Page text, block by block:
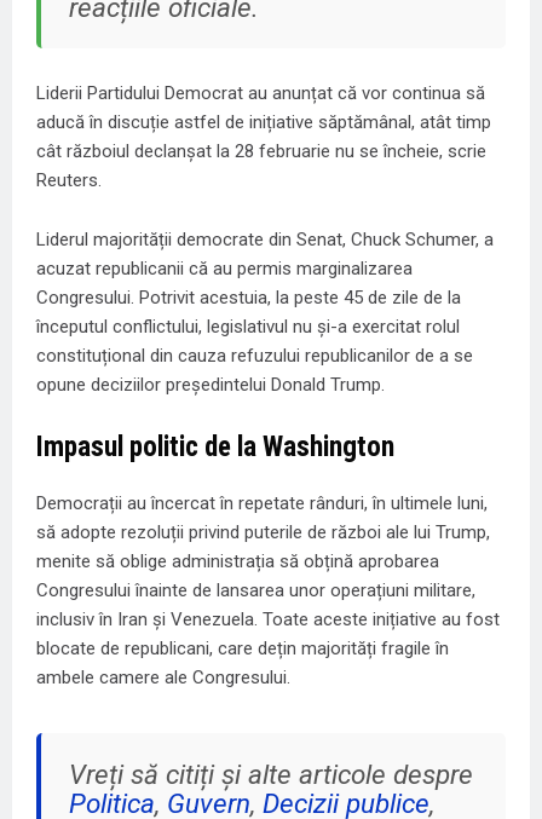
reacțiile oficiale.
Liderii Partidului Democrat au anunțat că vor continua să
aducă în discuție astfel de inițiative săptămânal, atât timp
cât războiul declanșat la 28 februarie nu se încheie, scrie
Reuters.
Liderul majorității democrate din Senat, Chuck Schumer, a
acuzat republicanii că au permis marginalizarea
Congresului. Potrivit acestuia, la peste 45 de zile de la
începutul conflictului, legislativul nu și-a exercitat rolul
constituțional din cauza refuzului republicanilor de a se
opune deciziilor președintelui Donald Trump.
Impasul politic de la Washington
Democrații au încercat în repetate rânduri, în ultimele luni,
să adopte rezoluții privind puterile de război ale lui Trump,
menite să oblige administrația să obțină aprobarea
Congresului înainte de lansarea unor operațiuni militare,
inclusiv în Iran și Venezuela. Toate aceste inițiative au fost
blocate de republicani, care dețin majorități fragile în
ambele camere ale Congresului.
Vreți să citiți și alte articole despre
Politica, Guvern, Decizii publice,